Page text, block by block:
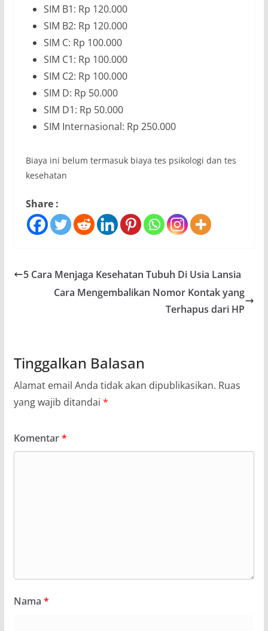
SIM B1: Rp 120.000
SIM B2: Rp 120.000
SIM C: Rp 100.000
SIM C1: Rp 100.000
SIM C2: Rp 100.000
SIM D: Rp 50.000
SIM D1: Rp 50.000
SIM Internasional: Rp 250.000
Biaya ini belum termasuk biaya tes psikologi dan tes
kesehatan
Share :
5 Cara Menjaga Kesehatan Tubuh Di Usia Lansia
Cara Mengembalikan Nomor Kontak yang
Terhapus dari HP
Tinggalkan Balasan
Alamat email Anda tidak akan dipublikasikan. Ruas
yang wajib ditandai *
Komentar*
Nama *